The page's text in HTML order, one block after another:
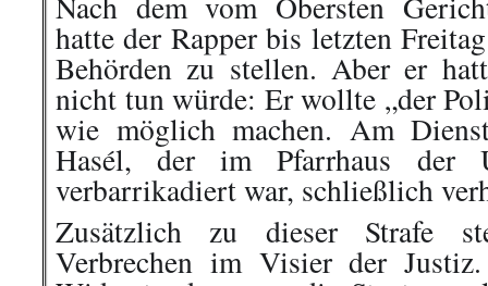
hatte der Rapper bis letzten
Behörden zu stellen. Aber er
nicht tun würde: Er wollte „der
wie möglich machen. Am
Hasél, der im Pfarrhaus der
verbarrikadiert war, schließlich
Zusätzlich zu dieser Strafe
Verbrechen im Visier der